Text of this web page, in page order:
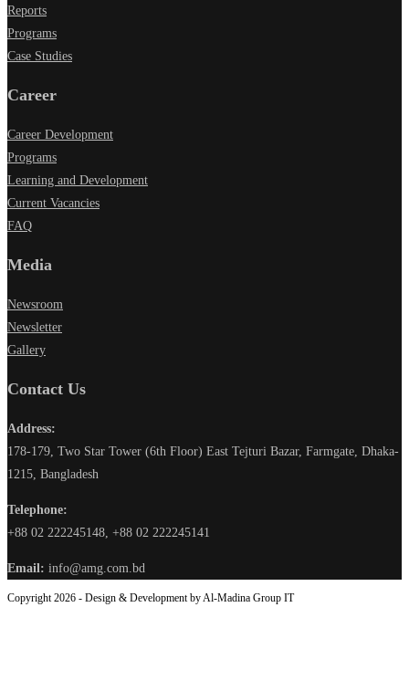
Reports
Programs
Case Studies
Career
Career Development
Programs
Learning and Development
Current Vacancies
FAQ
Media
Newsroom
Newsletter
Gallery
Contact Us
Address:
178-179, Two Star Tower (6th Floor) East Tejturi Bazar, Farmgate, Dhaka-
1215, Bangladesh
Telephone:
+88 02 222245148, +88 02 222245141
Email: info@amg.com.bd
Copyright 2026 - Design & Development by Al-Madina Group IT